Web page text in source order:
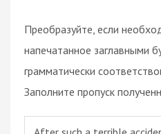
Преобразуйте, если
напечатанное заглавными
грамматически
Заполните пропуск